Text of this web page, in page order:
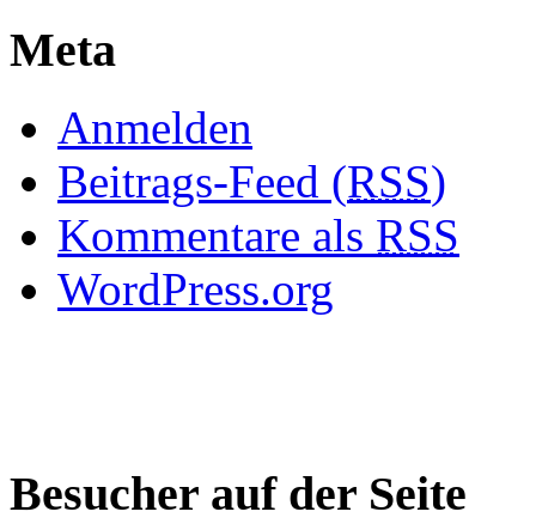
Meta
Anmelden
Beitrags-Feed (RSS)
Kommentare als RSS
WordPress.org
Besucher auf der Seite